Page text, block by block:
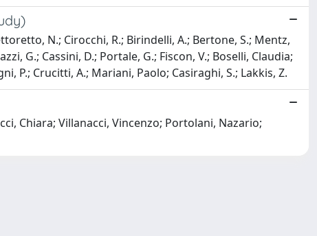
N.; Cirocchi, R.; Birindelli, A.; Bertone, S.; Mentz,
G.; Cassini, D.; Portale, G.; Fiscon, V.; Boselli, Claudia;
P.; Crucitti, A.; Mariani, Paolo; Casiraghi, S.; Lakkis, Z.
Chiara; Villanacci, Vincenzo; Portolani, Nazario;